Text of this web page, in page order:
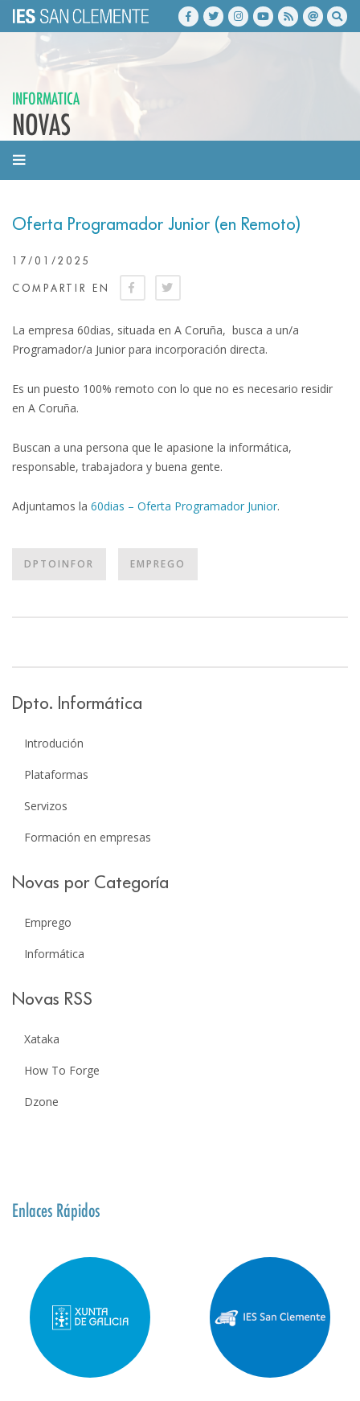
INFORMATICA
NOVAS
Oferta Programador Junior (en Remoto)
17/01/2025
COMPARTIR EN
La empresa 60dias, situada en A Coruña, busca a un/a
Programador/a Junior para incorporación directa.
Es un puesto 100% remoto con lo que no es necesario residir
en A Coruña.
Buscan a una persona que le apasione la informática,
responsable, trabajadora y buena gente.
Adjuntamos la 60dias – Oferta Programador Junior.
DPTOINFOR EMPREGO
Dpto. Informática
Introdución
Plataformas
Servizos
Formación en empresas
Novas por Categoría
Emprego
Informática
Novas RSS
Xataka
How To Forge
Dzone
Enlaces Rápidos